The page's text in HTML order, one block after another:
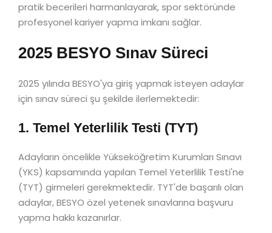
pratik becerileri harmanlayarak, spor sektöründe
profesyonel kariyer yapma imkanı sağlar.
2025 BESYO Sınav Süreci
2025 yılında BESYO'ya giriş yapmak isteyen adaylar
için sınav süreci şu şekilde ilerlemektedir:
1. Temel Yeterlilik Testi (TYT)
Adayların öncelikle Yükseköğretim Kurumları Sınavı
(YKS) kapsamında yapılan Temel Yeterlilik Testi'ne
(TYT) girmeleri gerekmektedir. TYT'de başarılı olan
adaylar, BESYO özel yetenek sınavlarına başvuru
yapma hakkı kazanırlar.